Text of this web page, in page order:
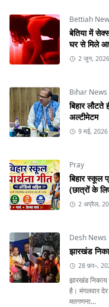
Bettiah
बेतिया में
घर से मिले
2 जून, 2026
Bihar News
बिहार
अल्टीमेटम
9 मई, 2026
Pray
बिहार स्कूल
(छात्रों के
2 अप्रैल,
Desh News
झारखंड
28 फ़र॰,
झारखंड निकाय
है। मंगलवार
मतगणना...